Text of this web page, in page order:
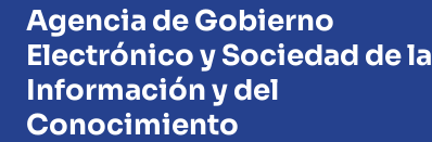
Agencia de Gobierno
Electrónico y Sociedad de la
Información y del
Conocimiento